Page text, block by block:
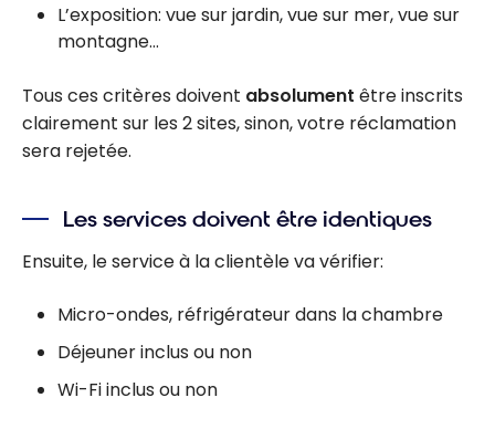
L’exposition: vue sur jardin, vue sur mer, vue sur
montagne…
Tous ces critères doivent absolument être inscrits
clairement sur les 2 sites, sinon, votre réclamation
sera rejetée.
Les services doivent être identiques
Ensuite, le service à la clientèle va vérifier:
Micro-ondes, réfrigérateur dans la chambre
Déjeuner inclus ou non
Wi-Fi inclus ou non